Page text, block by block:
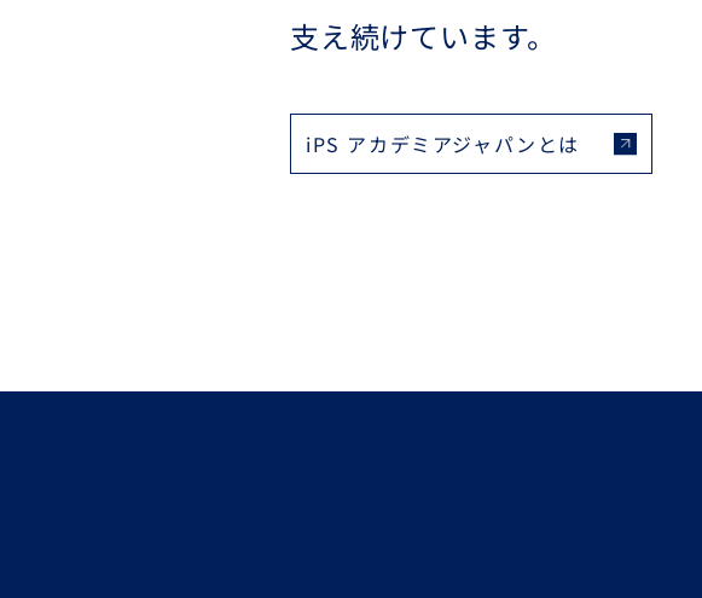
支え続けています。
iPS アカデミアジャパンとは